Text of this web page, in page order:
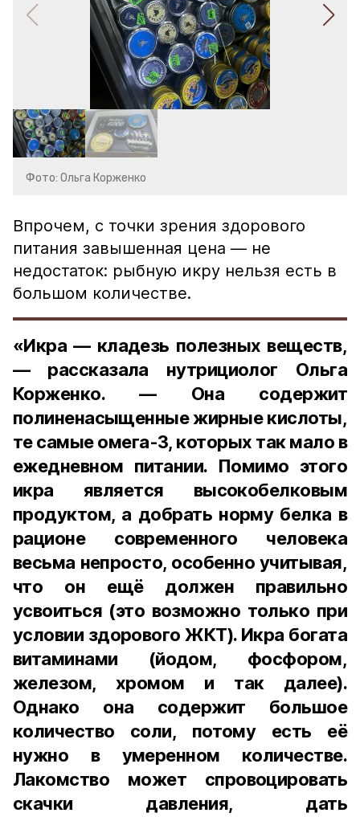
Фото: Ольга Корженко
Впрочем, с точки зрения здорового
питания завышенная цена — не
недостаток: рыбную икру нельзя есть в
большом количестве.
«Икра — кладезь полезных веществ,
— рассказала нутрициолог Ольга
Корженко. — Она содержит
полиненасыщенные жирные кислоты,
те самые омега-3, которых так мало в
ежедневном питании. Помимо этого
икра является высокобелковым
продуктом, а добрать норму белка в
рационе современного человека
весьма непросто, особенно учитывая,
что он ещё должен правильно
усвоиться (это возможно только при
условии здорового ЖКТ). Икра богата
витаминами (йодом, фосфором,
железом, хромом и так далее).
Однако она содержит большое
количество соли, потому есть её
нужно в умеренном количестве.
Лакомство может спровоцировать
скачки давления, дать